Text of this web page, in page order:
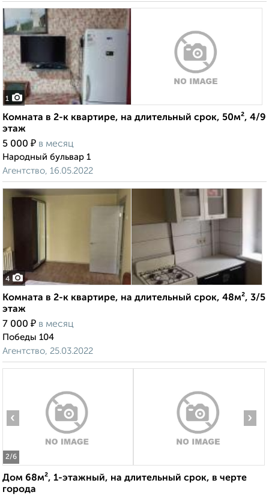
1
Комната в 2-к квартире, на длительный срок, 50м², 4/9
этаж
5 000 ₽ в месяц
Народный бульвар 1
Агентство, 16.05.2022
4
Комната в 2-к квартире, на длительный срок, 48м², 3/5
этаж
7 000 ₽ в месяц
Победы 104
Агентство, 25.03.2022
2/6
‹ ›
Дом 68м², 1-этажный, на длительный срок, в черте
города